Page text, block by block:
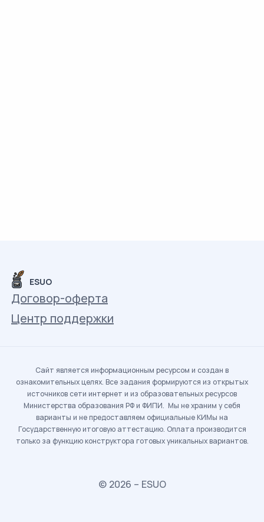
ESUO
Договор-оферта
Центр поддержки
Сайт является информационным ресурсом и создан в
ознакомительных целях. Все задания формируются из открытых
источников сети интернет и из образовательных ресурсов
Министерства образования РФ и ФИПИ. Мы не храним у себя
варианты и не предоставляем официальные КИМы на
Государственную итоговую аттестацию. Оплата производится
только за функцию конструктора готовых уникальных вариантов.
© 2026 – ESUO